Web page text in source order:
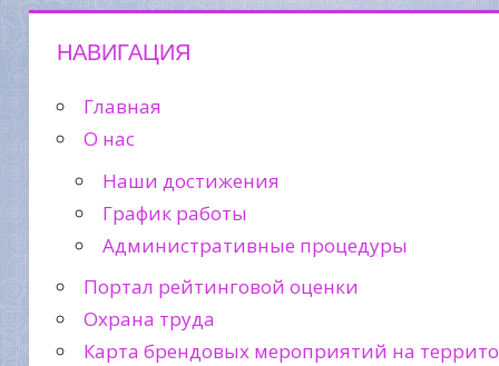
НАВИГАЦИЯ
Главная
О нас
Наши достижения
График работы
Административные процедуры
Портал рейтинговой оценки
Охрана труда
Карта брендовых мероприятий на